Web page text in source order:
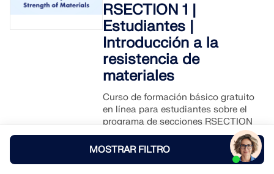
MOSTRAR FILTRO
RSECTION 1 |
Estudiantes |
Introducción a la
resistencia de
materiales
Curso de formación básico gratuito
en línea para estudiantes sobre el
programa de secciones RSECTION
1 y el software de análisis de
estructuras por elementos finitos